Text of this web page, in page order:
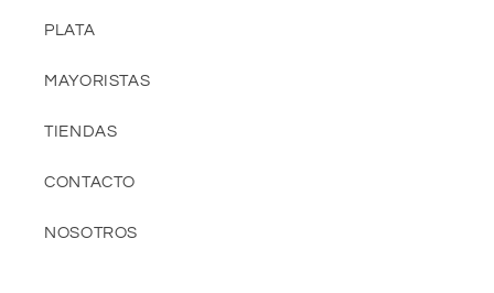
PLATA
MAYORISTAS
TIENDAS
CONTACTO
NOSOTROS